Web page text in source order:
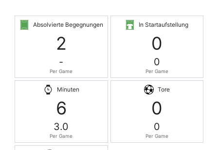
Absolvierte Begegnungen
2
-
Per Game
In Startaufstellung
0
0
Per Game
Minuten
6
3.0
Per Game
Tore
0
0
Per Game